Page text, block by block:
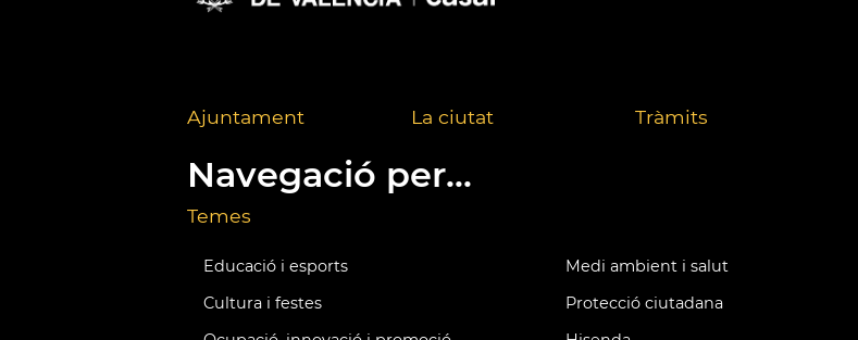
Ajuntament La ciutat Tràmits
Navegació per...
Temes
Educació i esports Medi ambient i salut
Cultura i festes
Protecció ciutadana